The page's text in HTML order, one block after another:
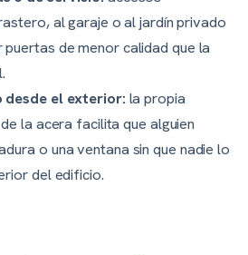
al garaje o al jardín privado
puertas de menor calidad que la
el exterior: la propia
la acera facilita que alguien
o una ventana sin que nadie lo
del edificio.